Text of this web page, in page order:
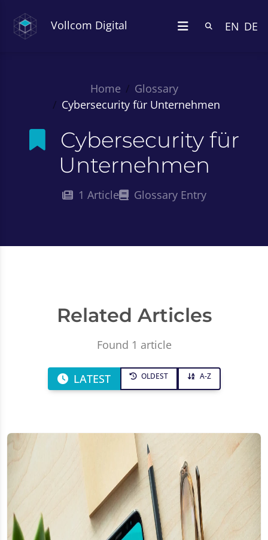
Vollcom Digital EN DE
Home
Glossary
Cybersecurity für Unternehmen
Cybersecurity für
Unternehmen
1 Article Glossary Entry
Related Articles
Found 1 article
LATEST OLDEST A-Z